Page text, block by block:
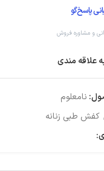
پاسخ‌گو
و مشاوره فروش
علاقه مندی
نامعلوم
, کفش طبی زنانه